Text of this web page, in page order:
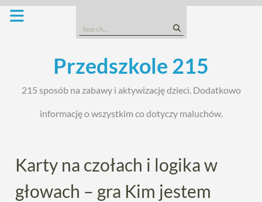
Skip
Search
for:
Przedszkole 215
215 sposób na zabawy i aktywizację dzieci. Dodatkowo
informację o wszystkim co dotyczy maluchów.
Karty na czołach i logika w
głowach – gra Kim jestem